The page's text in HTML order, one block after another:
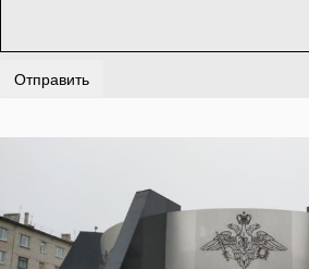
Отправить